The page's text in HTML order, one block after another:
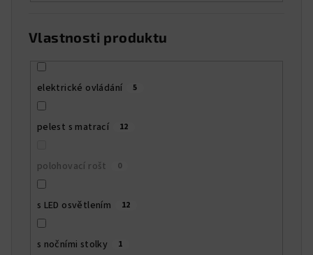
Vlastnosti produktu
elektrické ovládání 5
pelest s matrací 12
polohovací rošt 0
s LED osvětlením 12
s nočními stolky 1